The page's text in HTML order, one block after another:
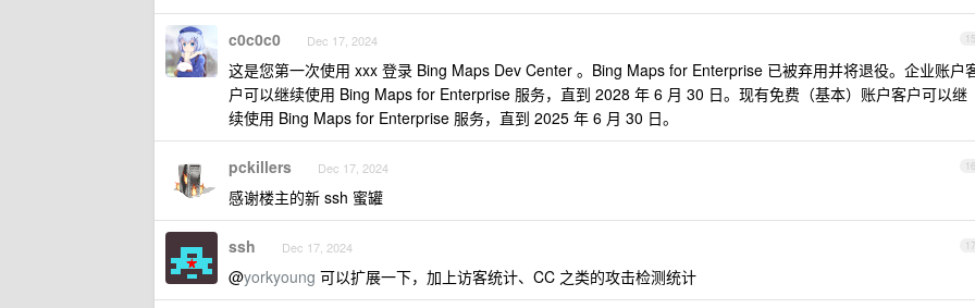
15
c0c0c0 Dec 17, 2024
这是您第一次使用 xxx 登录 Bing Maps Dev Center 。Bing Maps for Enterprise 已被弃用并将退役。企业账户
户可以继续使用 Bing Maps for Enterprise 服务，直到 2028 年 6 月 30 日。现有免费（基本）账户客户可以继
续使用 Bing Maps for Enterprise 服务，直到 2025 年 6 月 30 日。
16
pckillers Dec 17, 2024
感谢楼主的新 ssh 蜜罐
17
ssh Dec 17, 2024
@yorkyoung 可以扩展一下，加上访客统计、CC 之类的攻击检测统计